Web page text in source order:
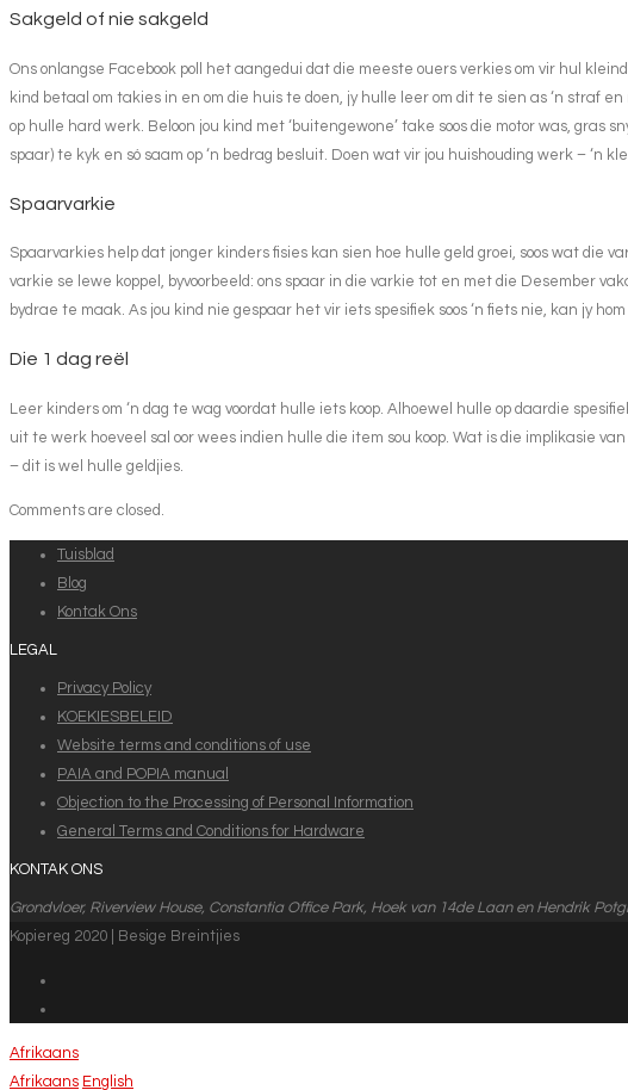
Sakgeld of nie sakgeld
Ons onlangse Facebook poll het aangedui dat die meeste ouers verkies om vir hul
kind betaal om takies in en om die huis te doen, jy hulle leer om dit te sien as ‘n straf
op hulle hard werk. Beloon jou kind met ‘buitengewone’ take soos die motor was,
spaar) te kyk en só saam op ‘n bedrag besluit. Doen wat vir jou huishouding werk – ‘n
Spaarvarkie
Spaarvarkies help dat jonger kinders fisies kan sien hoe hulle geld groei, soos wat die
varkie se lewe koppel, byvoorbeeld: ons spaar in die varkie tot en met die Desember
bydrae te maak. As jou kind nie gespaar het vir iets spesifiek soos ‘n fiets nie, kan jy
Die 1 dag reël
Leer kinders om ‘n dag te wag voordat hulle iets koop. Alhoewel hulle op daardie
uit te werk hoeveel sal oor wees indien hulle die item sou koop. Wat is die implikasie
– dit is wel hulle geldjies.
Comments are closed.
Tuisblad
Blog
Kontak Ons
LEGAL
Privacy Policy
KOEKIESBELEID
Website terms and conditions of use
PAIA and POPIA manual
Objection to the Processing of Personal Information
General Terms and Conditions for Hardware
KONTAK ONS
Grondvloer, Riverview House, Constantia Office Park, Hoek van 14de Laan en Hendrik
Kopiereg 2020 | Besige Breintjies
Afrikaans
Afrikaans English